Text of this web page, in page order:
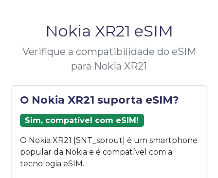
Nokia XR21 eSIM
Verifique a compatibilidade do eSIM
para Nokia XR21
O Nokia XR21 suporta eSIM?
Sim, compatível com eSIM!
O Nokia XR21 [SNT_sprout] é um smartphone
popular da Nokia e é compatível com a
tecnologia eSIM.